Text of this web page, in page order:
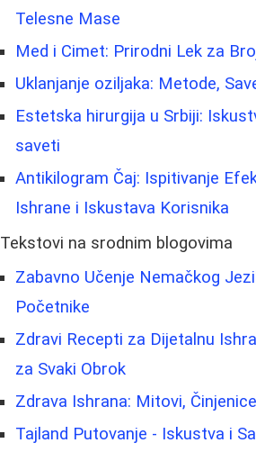
Telesne Mase
Med i Cimet: Prirodni Lek za
Uklanjanje oziljaka: Metode,
Estetska hirurgija u Srbiji:
saveti
Antikilogram Čaj: Ispitivanje
Ishrane i Iskustava Korisnika
Tekstovi na srodnim blogovima
Zabavno Učenje Nemačkog
Početnike
Zdravi Recepti za Dijetalnu
za Svaki Obrok
Zdrava Ishrana: Mitovi,
Tajland Putovanje - Iskustva i